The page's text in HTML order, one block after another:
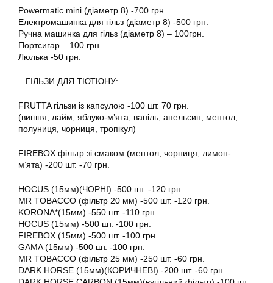
Powermatic mini (діаметр 8) -700 грн.
Електромашинка для гільз (діаметр 8) -500 грн.
Ручна машинка для гільз (діаметр 8) – 100грн.
Портсигар – 100 грн
Люлька -50 грн.
– ГІЛЬЗИ ДЛЯ ТЮТЮНУ:
FRUTTA гільзи із капсулою -100 шт. 70 грн.
(вишня, лайм, яблуко-м’ята, ваніль, апельсин, ментол,
полуниця, чорниця, тропікул)
FIREBOX фільтр зі смаком (ментол, чорниця, лимон-
м’ята) -200 шт. -70 грн.
HOCUS (15мм)(ЧОРНІ) -500 шт. -120 грн.
MR TOBACCO (фільтр 20 мм) -500 шт. -120 грн.
KORONA*(15мм) -550 шт. -110 грн.
HOCUS (15мм) -500 шт. -100 грн.
FIREBOX (15мм) -500 шт. -100 грн.
GAMA (15мм) -500 шт. -100 грн.
MR TOBACCO (фільтр 25 мм) -250 шт. -60 грн.
DARK HORSE (15мм)(КОРИЧНЕВІ) -200 шт. -60 грн.